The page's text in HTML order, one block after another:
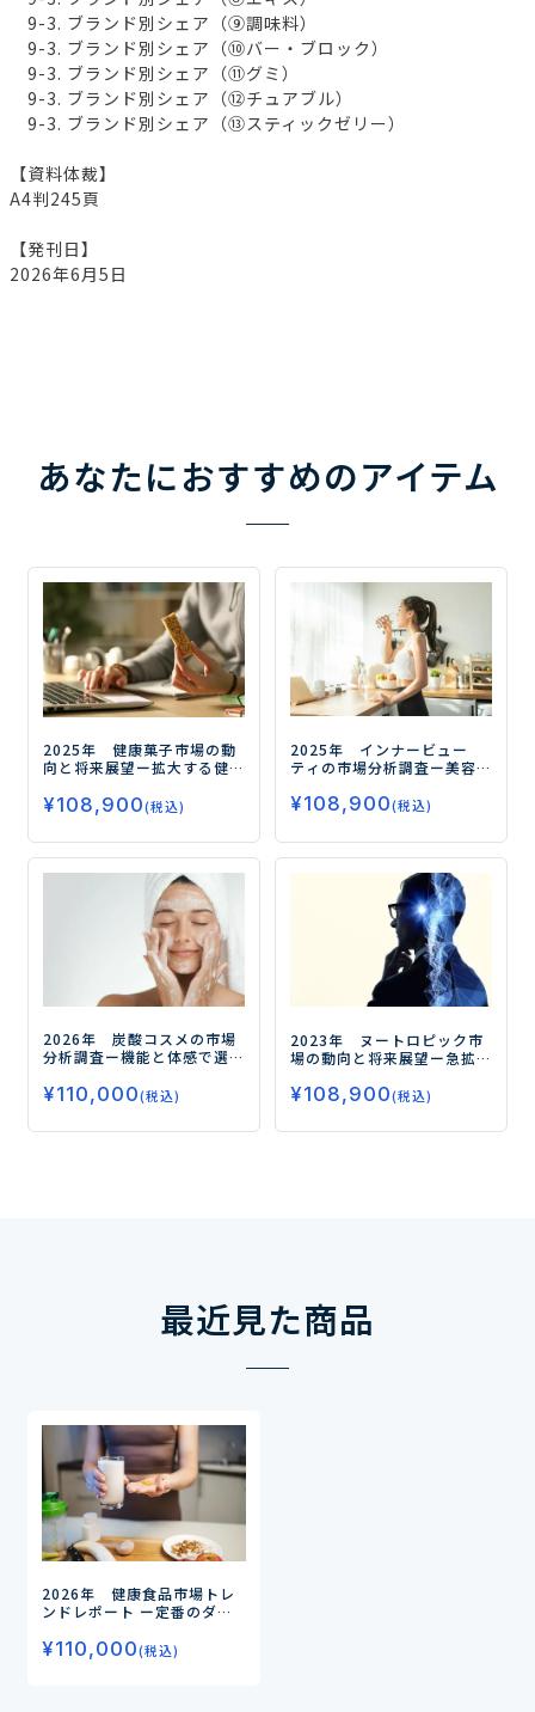
9-3. ブランド別シェア（⑨調味料）
9-3. ブランド別シェア（⑩バー・ブロック）
9-3. ブランド別シェア（⑪グミ）
9-3. ブランド別シェア（⑫チュアブル）
9-3. ブランド別シェア（⑬スティックゼリー）
【資料体裁】
A4判245頁
【発刊日】
2026年6月5日
あなたにおすすめのアイテム
2025年 健康菓子市場の動
向と将来展望ー拡大する健
はー
¥108,900(税込)
2025年 インナービュー
ティの市場分析調査ー美容
鍵ー
¥108,900(税込)
2026年 炭酸コスメの市場
分析調査ー機能と体感で選
新動向ー
¥110,000(税込)
2023年 ヌートロピック市
場の動向と将来展望ー急拡
品市場ー
¥108,900(税込)
最近見た商品
2026年 健康食品市場トレ
ンドレポート ー定番のダイ
ムケア、グミサプリまでデー
タで読み解く市場の未来ー
¥110,000(税込)